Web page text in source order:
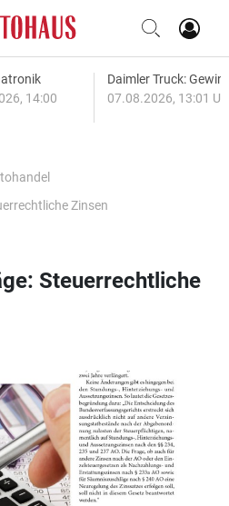
14:00
Daimler Truck:
07.08.2026, 13:01
Zinsen
Steuerrechtliche